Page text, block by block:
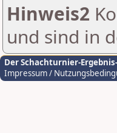
Hinweis2
und sind in
Der Schachturnier-
Impressum /